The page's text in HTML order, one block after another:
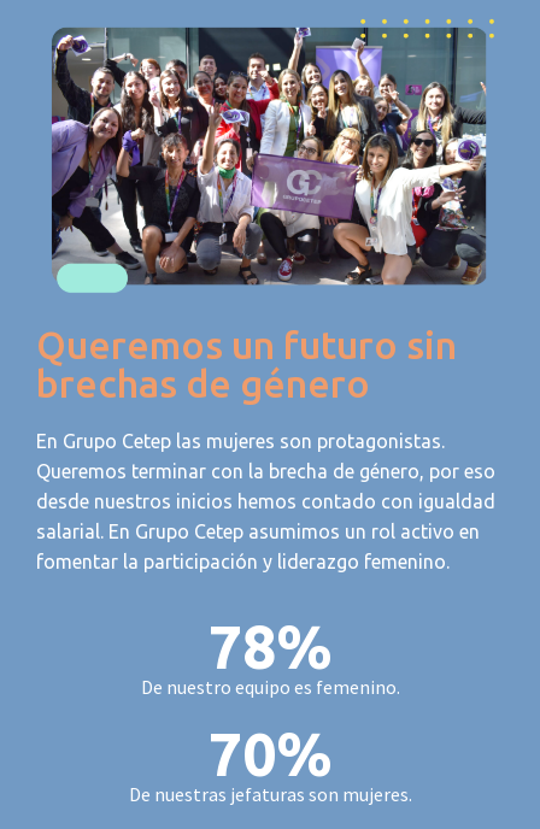
Queremos un futuro sin
brechas de género
En Grupo Cetep las mujeres son protagonistas.
Queremos terminar con la brecha de género, por eso
desde nuestros inicios hemos contado con igualdad
salarial. En Grupo Cetep asumimos un rol activo en
fomentar la participación y liderazgo femenino.
De nuestro equipo es femenino.
78%
De nuestras jefaturas son mujeres.
70%